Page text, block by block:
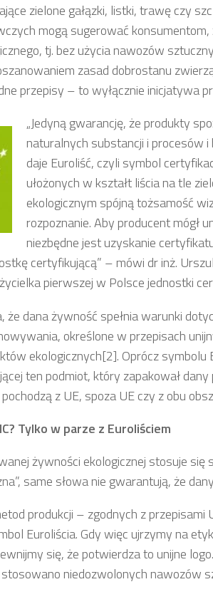
zielone gałązki, listki, trawę czy
mogą sugerować
tj. bez użycia nawozów
zasad dobrostanu
przepisy – to wyłącznie inicjatywa
„Jedyną gwarancję, że produkty
naturalnych substancji i procesów
daje Euroliść, czyli symbol
ułożonych w kształt liścia na tle
ekologicznym spójną tożsamość
rozpoznanie. Aby producent mógł
niezbędne jest uzyskanie
certyfikującą” – mówi dr inż.
pierwszej w Polsce jednostki
że dana żywność spełnia warunki
określone w przepisach
ekologicznych[2]. Oprócz symbolu
ten podmiot, który zapakował
z UE, spoza UE czy z obu
Tylko w parze z Euroliściem
żywności ekologicznej stosuje się
same słowa nie gwarantują, że
produkcji – zgodnych z
Euroliścia. Gdy więc ujrzymy na
się, że potwierdza to unijne
niedozwolonych nawozów